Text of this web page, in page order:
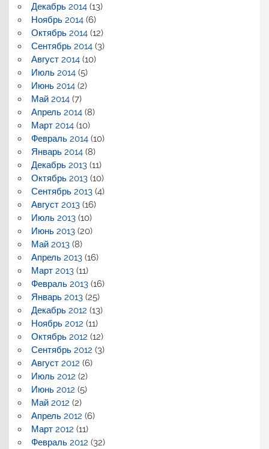
Декабрь 2014(13)
Ноябрь 2014(6)
Октябрь 2014(12)
Сентябрь 2014(3)
Август 2014(10)
Июль 2014(5)
Июнь 2014(2)
Май 2014(7)
Апрель 2014(8)
Март 2014(10)
Февраль 2014(10)
Январь 2014(8)
Декабрь 2013(11)
Октябрь 2013(10)
Сентябрь 2013(4)
Август 2013(16)
Июль 2013(10)
Июнь 2013(20)
Май 2013(8)
Апрель 2013(16)
Март 2013(11)
Февраль 2013(16)
Январь 2013(25)
Декабрь 2012 (13)
Ноябрь 2012 (11)
Октябрь 2012 (12)
Сентябрь 2012 (3)
Август 2012 (6)
Июль 2012 (2)
Июнь 2012 (5)
Май 2012 (2)
Апрель 2012 (6)
Март 2012 (11)
Февраль 2012 (32)